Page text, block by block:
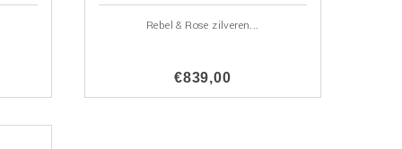
Rebel & Rose zilveren...
€839,00